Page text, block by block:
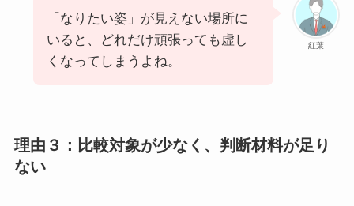
紅葉
「なりたい姿」が見えない場所に
いると、どれだけ頑張っても虚し
くなってしまうよね。
理由３：比較対象が少なく、判断材料が足り
ない